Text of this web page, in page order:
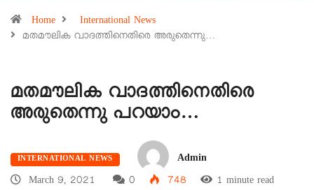
Home
International News
മതമൗലിക വാദത്തിനെതിരെ അരുതെന്നു…
മതമൗലിക വാദത്തിനെതിരെ
അരുതെന്നു പറയാം…
INTERNATIONAL NEWS
Admin
March 9, 2021
0 748 1 minute read